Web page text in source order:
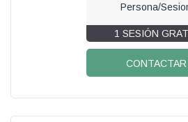
Persona/
1 SESIÓN
CONTACTAR